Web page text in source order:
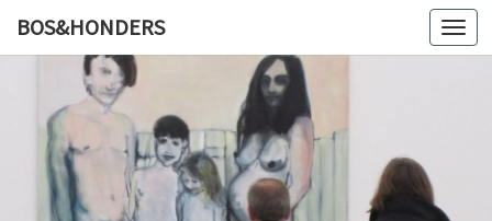
BOS&HONDERS
Kunstlog